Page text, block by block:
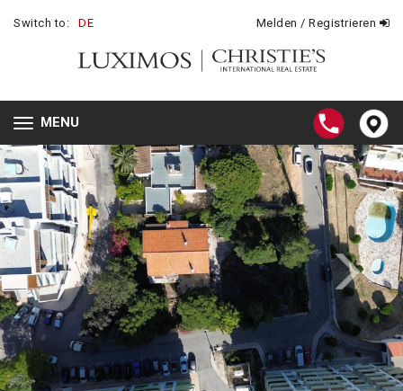
Switch to: DE Melden / Registrieren
Toggle
navigation
MENU